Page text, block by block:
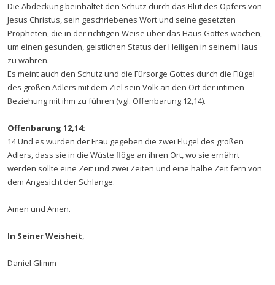
Die Abdeckung beinhaltet den Schutz durch das Blut des Opfers von
Jesus Christus, sein geschriebenes Wort und seine gesetzten
Propheten, die in der richtigen Weise über das Haus Gottes wachen,
um einen gesunden, geistlichen Status der Heiligen in seinem Haus
zu wahren.
Es meint auch den Schutz und die Fürsorge Gottes durch die Flügel
des großen Adlers mit dem Ziel sein Volk an den Ort der intimen
Beziehung mit ihm zu führen (vgl. Offenbarung 12,14).
Offenbarung 12,14:
14 Und es wurden der Frau gegeben die zwei Flügel des großen
Adlers, dass sie in die Wüste flöge an ihren Ort, wo sie ernährt
werden sollte eine Zeit und zwei Zeiten und eine halbe Zeit fern von
dem Angesicht der Schlange.
Amen und Amen.
In Seiner Weisheit,
Daniel Glimm